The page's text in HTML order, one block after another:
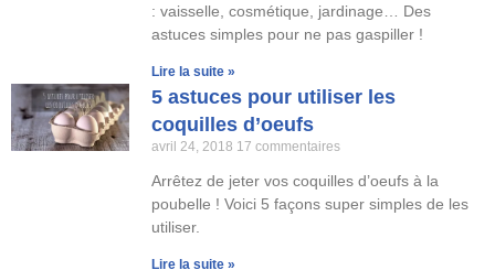
: vaisselle, cosmétique, jardinage… Des
astuces simples pour ne pas gaspiller !
Lire la suite »
5 astuces pour utiliser les
coquilles d’oeufs
avril 24, 2018 17 commentaires
Arrêtez de jeter vos coquilles d’oeufs à la
poubelle ! Voici 5 façons super simples de les
utiliser.
Lire la suite »